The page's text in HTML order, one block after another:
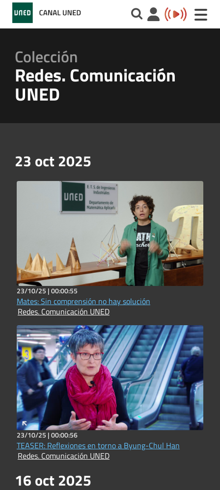
Toggle
Colección
Redes. Comunicación
UNED
23 oct 2025
23/10/25 |00:00:55
Mates: Sin comprensión no hay solución
Redes. Comunicación UNED
23/10/25 |00:00:56
TEASER: Reflexiones en torno a Byung-Chul Han
Redes. Comunicación UNED
16 oct 2025